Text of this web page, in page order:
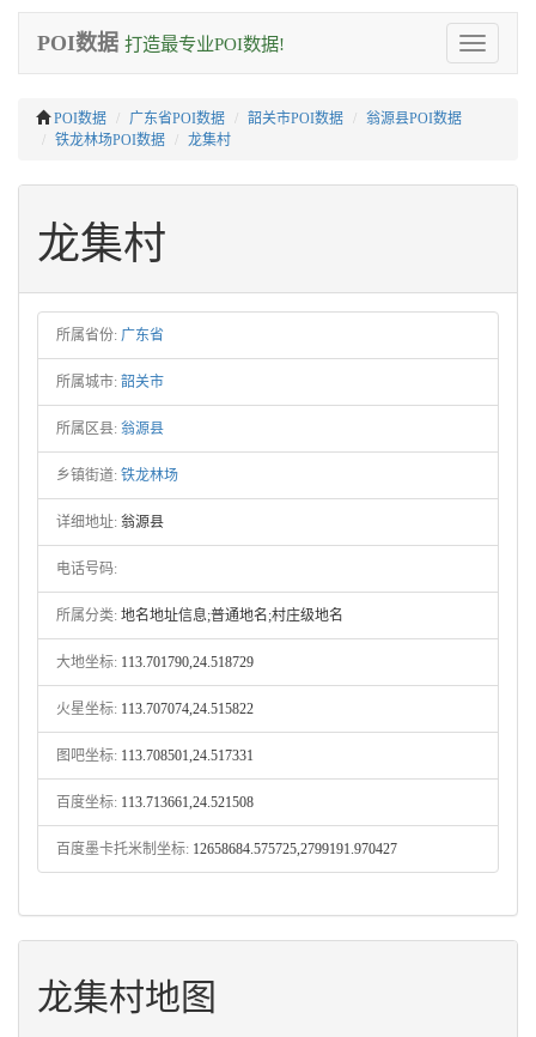
Toggle
navigation
POI数据 打造最专业POI数据!
POI数据 广东省POI数据 韶关市POI数据
翁源县POI数据
铁龙林场POI数据
龙集村
龙集村
所属省份: 广东省
所属城市: 韶关市
所属区县: 翁源县
乡镇街道: 铁龙林场
详细地址: 翁源县
电话号码:
所属分类: 地名地址信息;普通地名;村庄级地名
大地坐标: 113.701790,24.518729
火星坐标: 113.707074,24.515822
图吧坐标: 113.708501,24.517331
百度坐标: 113.713661,24.521508
百度墨卡托米制坐标: 12658684.575725,2799191.970427
龙集村地图